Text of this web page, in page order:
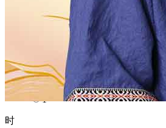
12
11 7
31
30 29 28 27
22
21 20 18 17
12
11 10 9 8 7
1
时